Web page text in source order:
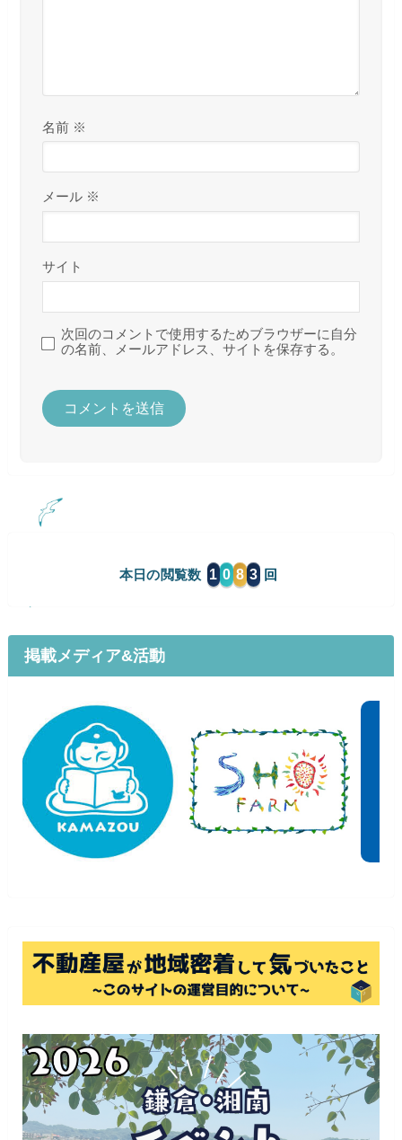
名前 ※
メール ※
サイト
次回のコメントで使用するためブラウザーに自分
の名前、メールアドレス、サイトを保存する。
本日の閲覧数 1 0 8 3
掲載メディア&活動